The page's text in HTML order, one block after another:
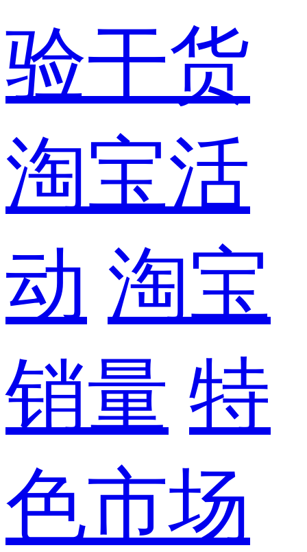
验干货
淘宝活
动 淘宝
销量 特
色市场